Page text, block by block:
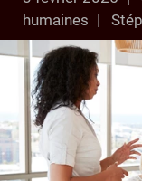
humaines